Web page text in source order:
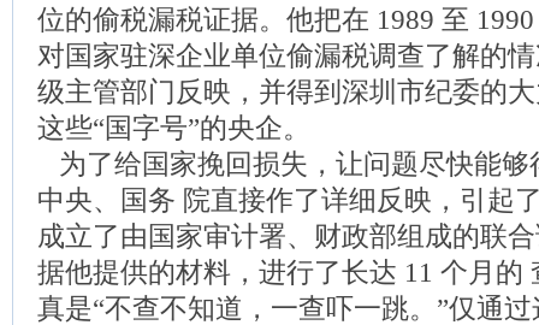
位的偷税漏税证据。他把在 1989 至
对国家驻深企业单位偷漏税调查了解的
级主管部门反映，并得到深圳市纪委的
这些“国字号”的央企。
为了给国家挽回损失，让问题尽快能够
中央、国务 院直接作了详细反映，引起
成立了由国家审计署、财政部组成的联
据他提供的材料，进行了长达 11 个月的
真是“不查不知道，一查吓一跳。”仅通